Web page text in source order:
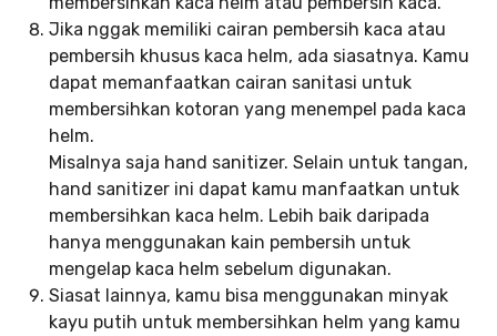
Jika nggak memiliki cairan pembersih kaca atau
pembersih khusus kaca helm, ada siasatnya. Kamu
dapat memanfaatkan cairan sanitasi untuk
membersihkan kotoran yang menempel pada kaca
helm.
Misalnya saja hand sanitizer. Selain untuk tangan,
hand sanitizer ini dapat kamu manfaatkan untuk
membersihkan kaca helm. Lebih baik daripada
hanya menggunakan kain pembersih untuk
mengelap kaca helm sebelum digunakan.
Siasat lainnya, kamu bisa menggunakan minyak
kayu putih untuk membersihkan helm yang kamu